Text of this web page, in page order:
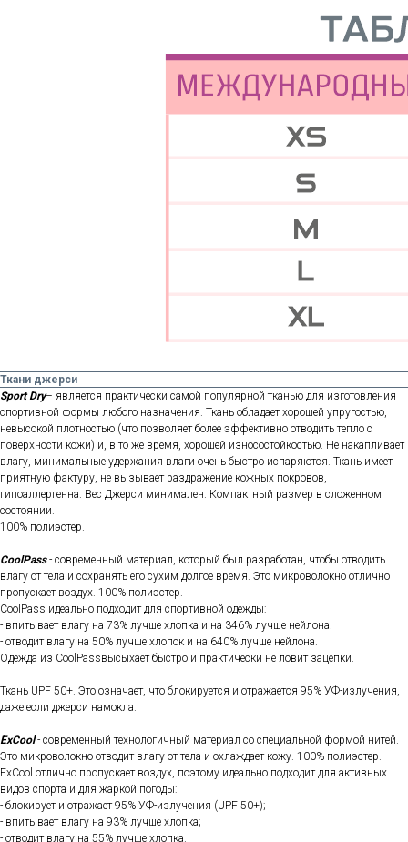
Ткани джерси
Sport Dry– является практически самой популярной тканью для изготовления
спортивной формы любого назначения. Ткань обладает хорошей упругостью,
невысокой плотностью (что позволяет более эффективно отводить тепло с
поверхности кожи) и, в то же время, хорошей износостойкостью. Не накапливает
влагу, минимальные удержания влаги очень быстро испаряются. Ткань имеет
приятную фактуру, не вызывает раздражение кожных покровов,
гипоаллергенна. Вес Джерси минимален. Компактный размер в сложенном
состоянии.
100% полиэстер.
CoolPass- современный материал, который был разработан, чтобы отводить
влагу от тела и сохранять его сухим долгое время. Это микроволокно отлично
пропускает воздух. 100% полиэстер.
CoolPass идеально подходит для спортивной одежды:
- впитывает влагу на 73% лучше хлопка и на 346% лучше нейлона.
- отводит влагу на 50% лучше хлопок и на 640% лучше нейлона.
Одежда из CoolPassвысыхает быстро и практически не ловит зацепки.
Ткань UPF 50+. Это означает, что блокируется и отражается 95% УФ-излучения,
даже если джерси намокла.
ExCool- современный технологичный материал со специальной формой нитей.
Это микроволокно отводит влагу от тела и охлаждает кожу. 100% полиэстер.
ExCool отлично пропускает воздух, поэтому идеально подходит для активных
видов спорта и для жаркой погоды:
- блокирует и отражает 95% УФ-излучения (UPF 50+);
- впитывает влагу на 93% лучше хлопка;
- отводит влагу на 55% лучше хлопка.